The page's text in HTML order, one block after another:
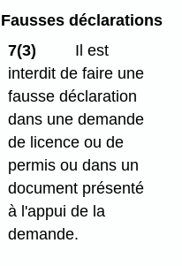
Fausses déclarations
7(3)
Il est
interdit de faire une
fausse déclaration
dans une demande
de licence ou de
permis ou dans un
document présenté
à l'appui de la
demande.